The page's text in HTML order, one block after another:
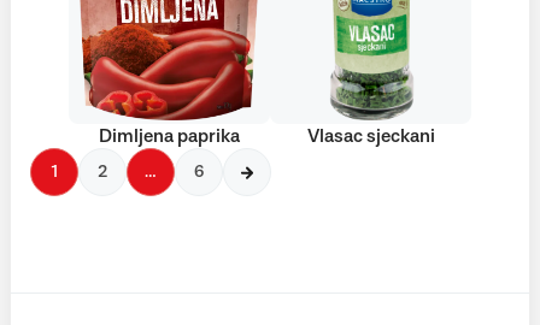
Dimljena paprika Vlasac sjeckani
1 2 … 6